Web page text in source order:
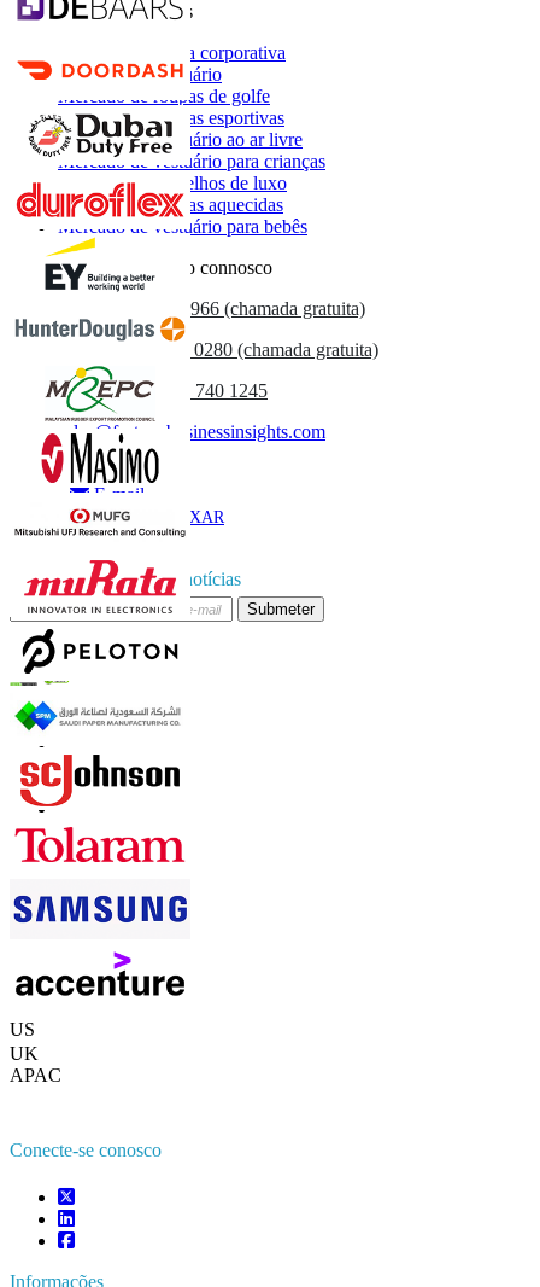
Relatórios relacionados
Mercado de moda corporativa
Mercado de vestuário
Mercado de roupas de golfe
Mercado de roupas esportivas
Mercado de vestuário ao ar livre
Mercado de vestuário para crianças
Mercado de aparelhos de luxo
Mercado de roupas aquecidas
Mercado de vestuário para bebês
Entre em contacto connosco
+1 833 909 2966 (chamada gratuita)
+44 808 502 0280 (chamada gratuita)
(APAC) +91 744 740 1245
sales@fortunebusinessinsights.com
Chamado
E-mail
BAIXAR
AMOSTRA
Subscrever boletim de notícias
Submeter
Confie on-line
Contate-nos
US
UK
APAC
Conecte-se conosco
Informações